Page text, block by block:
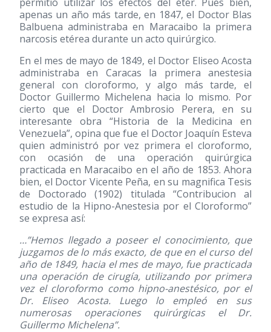
apenas un año más tarde, en 1847, el Doctor Blas
Balbuena administraba en Maracaibo la primera
narcosis etérea durante un acto quirúrgico.
En el mes de mayo de 1849, el Doctor Eliseo Acosta
administraba en Caracas la primera anestesia
general con cloroformo, y algo más tarde, el
Doctor Guillermo Michelena hacia lo mismo. Por
cierto que el Doctor Ambrosio Perera, en su
interesante obra “Historia de la Medicina en
Venezuela”, opina que fue el Doctor Joaquín Esteva
quien administró por vez primera el cloroformo,
con ocasión de una operación quirúrgica
practicada en Maracaibo en el año de 1853. Ahora
bien, el Doctor Vicente Peña, en su magnifica Tesis
de Doctorado(1902) titulada “Contribucion al
estudio de la Hipno-Anestesia por el Cloroformo”
se expresa así:
…”Hemos llegado a poseer el conocimiento, que
juzgamos de lo más exacto, de que en el curso del
año de 1849, hacia el mes de mayo, fue practicada
una operación de cirugía, utilizando por primera
vez el cloroformo como hipno-anestésico, por el
Dr. Eliseo Acosta. Luego lo empleó en sus
numerosas operaciones quirúrgicas el Dr.
Guillermo Michelena”.